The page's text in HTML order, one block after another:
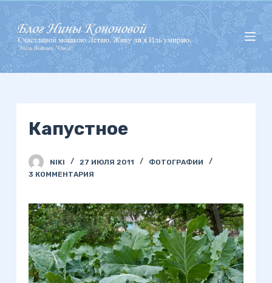
П
е
р
е
й
Капустное
NIKI 27 ИЮЛЯ 2011
ФОТОГРАФИИ
3 КОММЕНТАРИЯ